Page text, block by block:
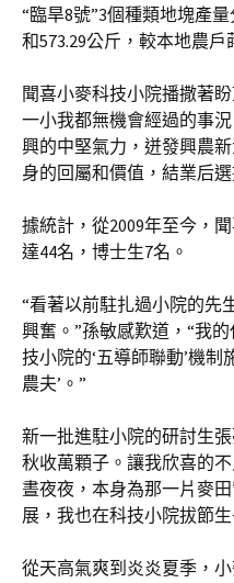
“臨旱8號”3個種類地塊產
和573.29公斤，較本地農戶
聞喜小麥科技小院播撒著
一小我都無機會經過的事
興的中堅氣力，迸發興農
身的回屬和價值，結業后
據統計，從2009年至今，
達44名，博士生7名。
“看著以前駐扎過小院的先
興奮。”孫敏感歎道，“我
技小院的‘五導師聯動’機
農夫’。”
新一批進駐小院的研討生
秋收萬顆子。讓我欣喜的
晝夜夜，本身為那一片麥
展，我也在科技小院拔節生
從天高氣爽到炎炎夏季，